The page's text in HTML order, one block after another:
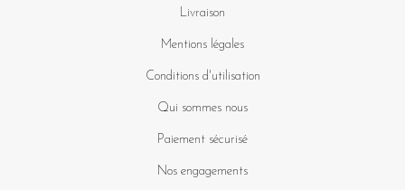
Livraison
Mentions légales
Conditions d'utilisation
Qui sommes nous
Paiement sécurisé
Nos engagements